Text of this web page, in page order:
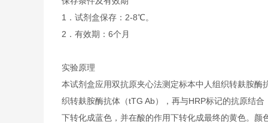
1．试剂盒保存：2-8℃。
2．有效期：6个月
实验原理
本试剂盒应用双抗原夹心法测定标本中人组织转麸胺
织转麸胺酶抗体（tTG Ab），再与HRP标记的抗原结
下转化成蓝色，并在酸的作用下转化成最终的黄色。